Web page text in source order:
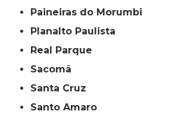
Paineiras do Morumbi
Planalto Paulista
Real Parque
Sacomã
Santa Cruz
Santo Amaro